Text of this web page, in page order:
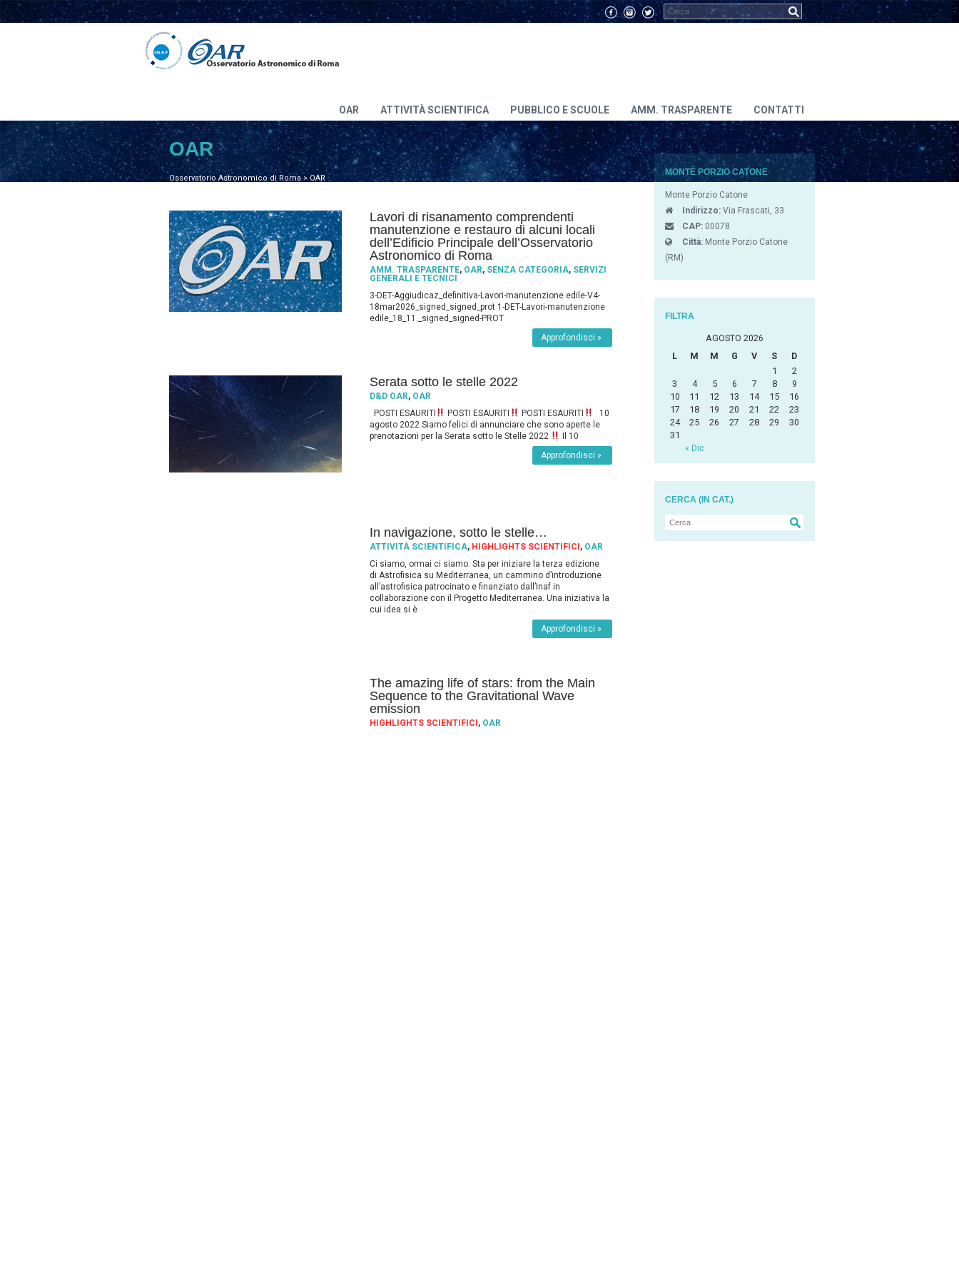
OAR ATTIVITÀ SCIENTIFICA PUBBLICO E SCUOLE AMM. TRASPARENTE CONTATTI
Osservatorio Astronomico di Roma> OAR
OAR
Lavori di risanamento comprendenti
manutenzione e restauro di alcuni locali
dell’Edificio Principale dell’Osservatorio
Astronomico di Roma
AMM. TRASPARENTE, OAR, SENZA CATEGORIA, SERVIZI
GENERALI E TECNICI
3-DET-Aggiudicaz_definitiva-Lavori-manutenzione edile-V4-
18mar2026_signed_signed_prot 1-DET-Lavori-manutenzione
edile_18_11._signed_signed-PROT
Approfondisci »
Serata sotto le stelle 2022
D&D OAR, OAR
POSTI ESAURITI
POSTI ESAURITI POSTI ESAURITI
10
agosto 2022 Siamo felici di annunciare che sono aperte le
prenotazioni per la Serata sotto le Stelle 2022
Il 10
Approfondisci »
In navigazione, sotto le stelle…
ATTIVITÀ SCIENTIFICA, HIGHLIGHTS SCIENTIFICI , OAR
Ci siamo, ormai ci siamo. Sta per iniziare la terza edizione
di Astrofisica su Mediterranea, un cammino d’introduzione
all’astrofisica patrocinato e finanziato dall’Inaf in
collaborazione con il Progetto Mediterranea. Una iniziativa la
cui idea si è
Approfondisci »
The amazing life of stars: from the Main
Sequence to the Gravitational Wave
emission
HIGHLIGHTS SCIENTIFICI , OAR
MONTE PORZIO CATONE
Monte Porzio Catone
Indirizzo: Via Frascati, 33
CAP: 00078
Città: Monte Porzio Catone
(RM)
FILTRA
AGOSTO 2026
L
M M G V S D
« Dic
1
2
3
4 5 6 7 8
9
10
11 12 13 14 15
16
17
18 19 20 21 22
23
24
25 26 27 28 29
30
31
CERCA (IN CAT.)